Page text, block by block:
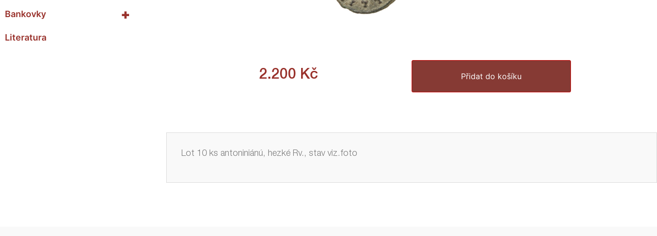
+
Bankovky
Literatura
2.200 Kč Přidat do košíku
Lot 10 ks antoniniánú, hezké Rv., stav viz.foto